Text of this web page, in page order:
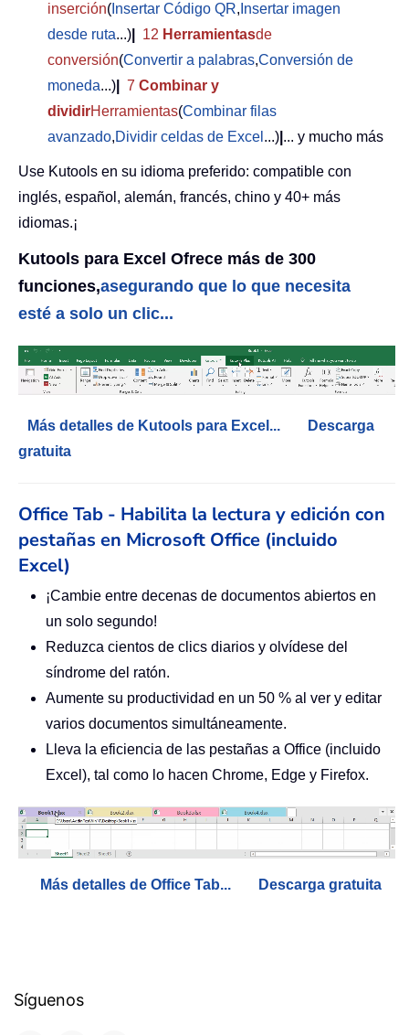
inserción( Insertar Código QR, Insertar imagen
desde ruta...) 12 Herramientasde
conversión(Convertir a palabras,Conversión de
moneda...) 7 Combinar y
dividirHerramientas(Combinar filas
avanzado,Dividir celdas de Excel ...) ... y mucho más
Use Kutools en su idioma preferido: compatible con
inglés, español, alemán, francés, chino y 40+ más
idiomas.¡
Kutools para Excel Ofrece más de 300
funciones,asegurando que lo que necesita
esté a solo un clic...
Más detalles de Kutools para Excel...
Descarga
gratuita
Office Tab - Habilita la lectura y edición con
pestañas en Microsoft Office (incluido
Excel)
¡Cambie entre decenas de documentos abiertos en
un solo segundo!
Reduzca cientos de clics diarios y olvídese del
síndrome del ratón.
Aumente su productividad en un 50 % al ver y editar
varios documentos simultáneamente.
Lleva la eficiencia de las pestañas a Office (incluido
Excel), tal como lo hacen Chrome, Edge y Firefox.
Más detalles de Office Tab... Descarga gratuita
Síguenos